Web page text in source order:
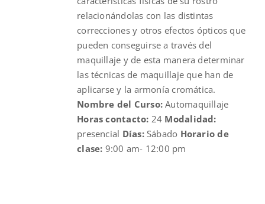
relacionándolas con las distintas
correcciones y otros efectos ópticos que
pueden conseguirse a través del
maquillaje y de esta manera determinar
las técnicas de maquillaje que han de
aplicarse y la armonía cromática.
Nombre del Curso:Automaquillaje
Horas contacto: 24 Modalidad:
presencial Días:Sábado Horario de
clase: 9:00 am- 12:00 pm